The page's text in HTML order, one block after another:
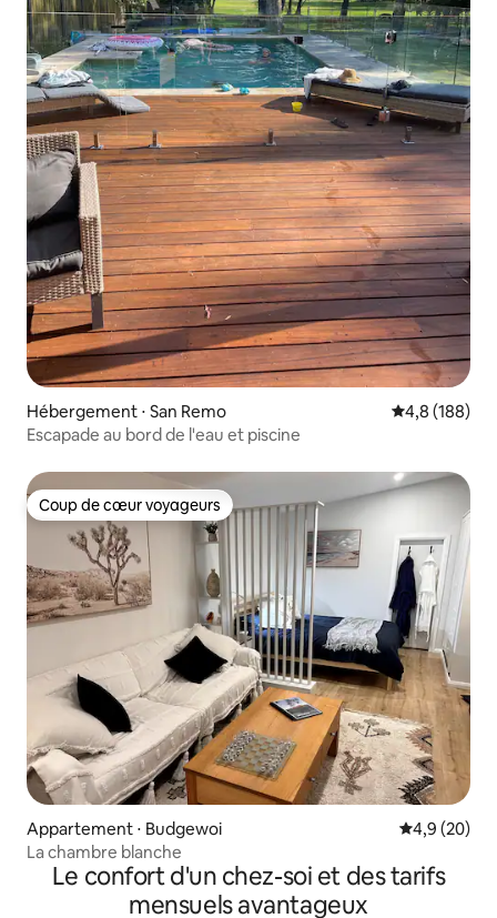
Hébergement ⋅ San Remo Évaluation
4,8 (188)
Escapade au bord de l'eau et piscine
Coup de cœur voyageurs
Coup de cœur voyageurs
Appartement ⋅ Budgewoi Évaluation
4,9 (20)
La chambre blanche
Le confort d'un chez-soi et des tarifs
mensuels avantageux